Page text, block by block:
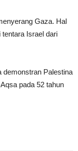
Gaza. Hal
Israel dari
demonstran Palestina
pada 52 tahun